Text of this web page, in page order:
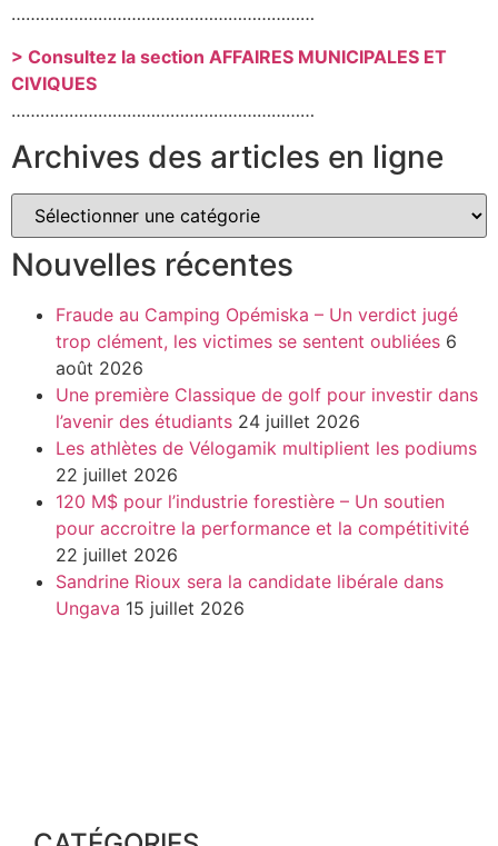
………………………………………………………
> Consultez la section AFFAIRES MUNICIPALES ET
CIVIQUES
………………………………………………………
Archives des articles en ligne
Nouvelles récentes
Fraude au Camping Opémiska – Un verdict jugé
trop clément, les victimes se sentent oubliées 6
août 2026
Une première Classique de golf pour investir dans
l’avenir des étudiants 24 juillet 2026
Les athlètes de Vélogamik multiplient les podiums
22 juillet 2026
120 M$ pour l’industrie forestière – Un soutien
pour accroitre la performance et la compétitivité
22 juillet 2026
Sandrine Rioux sera la candidate libérale dans
Ungava 15 juillet 2026